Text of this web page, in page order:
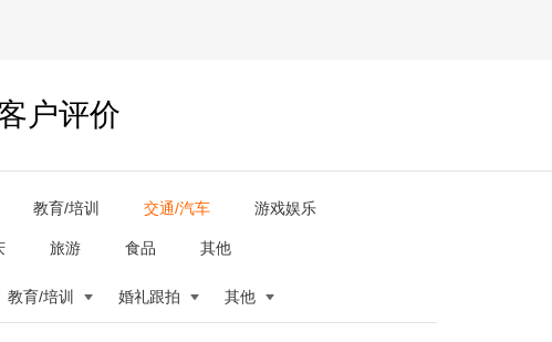
户评价
教育/培训 交通/汽车 游戏娱乐
旅游 食品 其他
教育/培训 婚礼跟拍 其他